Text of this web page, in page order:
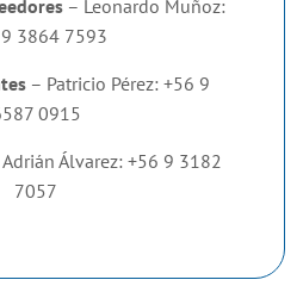
– Leonardo Muñoz:
3864 7593
– Patricio Pérez: +56 9
0915
Adrián Álvarez: +56 9 3182
7057